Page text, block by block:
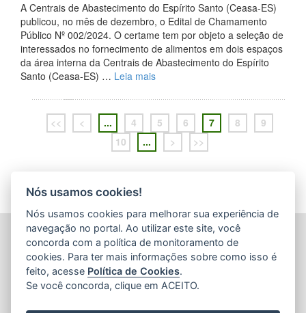
A Centrais de Abastecimento do Espírito Santo (Ceasa-ES)
publicou, no mês de dezembro, o Edital de Chamamento
Público Nº 002/2024. O certame tem por objeto a seleção de
interessados no fornecimento de alimentos em dois espaços
da área interna da Centrais de Abastecimento do Espírito
Santo (Ceasa-ES) … Leia mais
<< < ... 4 5 6 7 8
9
10
... > >>
CENTRAIS DE ABASTECIMENTO DO ESPÍRITO SANTO
S.A. (CEASA-ES)
Avenida Mario Gurgel, nº 5468 - Vila Capixaba
CEP: 29148906 - Cariacica / ES
Tel.: 27 3336-1603
Nós usamos cookies!
Nós usamos cookies para melhorar sua experiência de
navegação no portal. Ao utilizar este site, você
concorda com a política de monitoramento de
cookies. Para ter mais informações sobre como isso é
feito, acesse Política de Cookies.
Se você concorda, clique em ACEITO.